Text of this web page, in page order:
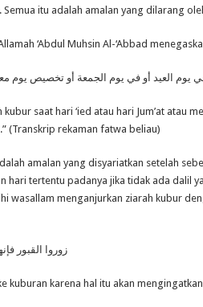
Semua itu adalah amalan yang dilarang
‘Abdul Muhsin Al-‘Abbad
في يوم العيد أو في يوم الجمعة أو تخصيص يوم
kubur saat hari ‘ied atau hari Jum’at atau
(Transkrip rekaman fatwa beliau)
amalan yang disyariatkan setelah
hari tertentu padanya jika tidak ada dalil
wasallam menganjurkan ziarah kubur
زوروا القبور
kuburan karena hal itu akan